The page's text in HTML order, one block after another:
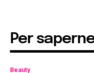
Per
Beauty